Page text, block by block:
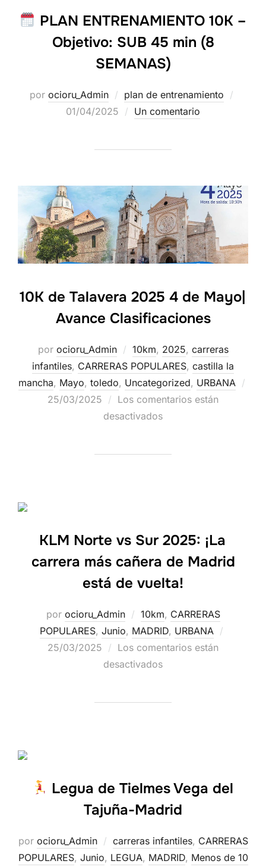
PLAN ENTRENAMIENTO 10K –
Objetivo: SUB 45 min (8
SEMANAS)
por ocioru_Admin
plan de entrenamiento
01/04/2025
Un comentario
10K de Talavera 2025 4 de Mayo|
Avance Clasificaciones
por ocioru_Admin 10km, 2025, carreras
infantiles, CARRERAS POPULARES, castilla la
mancha, Mayo, toledo, Uncategorized, URBANA
25/03/2025
Los comentarios están
desactivados
KLM Norte vs Sur 2025: ¡La
carrera más cañera de Madrid
está de vuelta!
por ocioru_Admin 10km, CARRERAS
POPULARES, Junio, MADRID, URBANA
25/03/2025
Los comentarios están
desactivados
Legua de Tielmes Vega del
Tajuña-Madrid
por ocioru_Admin carreras infantiles, CARRERAS
POPULARES, Junio, LEGUA, MADRID, Menos de 10